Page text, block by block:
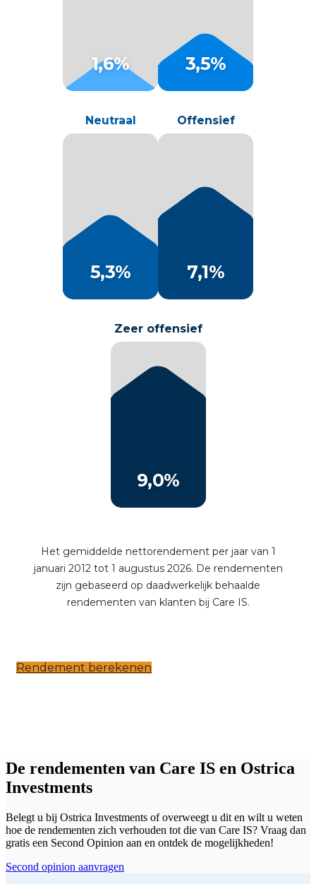
Rendement berekenen
De rendementen van Care IS en Ostrica
Investments
Belegt u bij Ostrica Investments of overweegt u dit en wilt u weten
hoe de rendementen zich verhouden tot die van Care IS? Vraag dan
gratis een Second Opinion aan en ontdek de mogelijkheden!
Second opinion aanvragen